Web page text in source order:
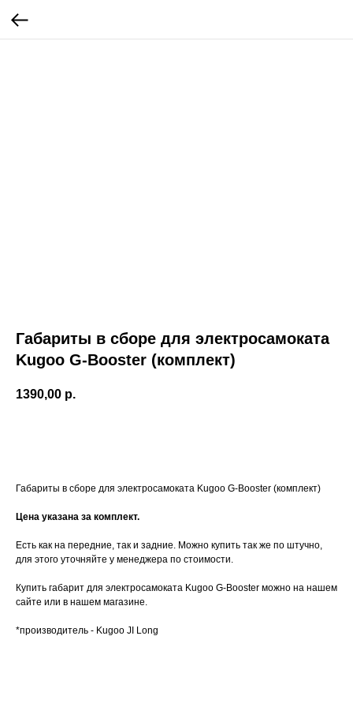
Габариты в сборе для электросамоката
Kugoo G-Booster (комплект)
1390,00 р.
Габариты в сборе для электросамоката Kugoo G-Booster (комплект)
Цена указана за комплект.
Есть как на передние, так и задние. Можно купить так же по штучно,
для этого уточняйте у менеджера по стоимости.
Купить габарит для электросамоката Kugoo G-Booster можно на нашем
сайте или в нашем магазине.
*производитель - Kugoo JI Long